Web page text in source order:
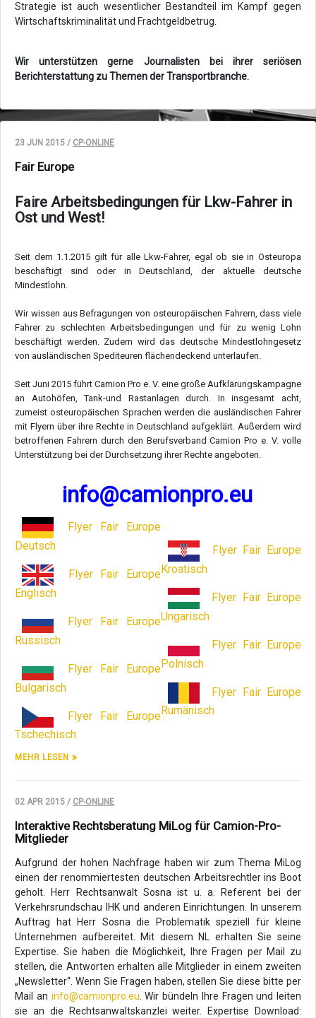
Strategie ist auch wesentlicher Bestandteil im Kampf gegen
Wirtschaftskriminalität und Frachtgeldbetrug.
Wir unterstützen gerne Journalisten bei ihrer seriösen
Berichterstattung zu Themen der Transportbranche.
23 JUN 2015 / CP-ONLINE
Fair Europe
Faire Arbeitsbedingungen für Lkw-Fahrer in
Ost und West!
Seit dem 1.1.2015 gilt für alle Lkw-Fahrer, egal ob sie in Osteuropa
beschäftigt sind oder in Deutschland, der aktuelle deutsche
Mindestlohn.
Wir wissen aus Befragungen von osteuropäischen Fahrern, dass viele
Fahrer zu schlechten Arbeitsbedingungen und für zu wenig Lohn
beschäftigt werden. Zudem wird das deutsche Mindestlohngesetz
von ausländischen Spediteuren flächendeckend unterlaufen.
Seit Juni 2015 führt Camion Pro e. V. eine große Aufklärungskampagne
an Autohöfen, Tank-und Rastanlagen durch. In insgesamt acht,
zumeist osteuropäischen Sprachen werden die ausländischen Fahrer
mit Flyern über ihre Rechte in Deutschland aufgeklärt. Außerdem wird
betroffenen Fahrern durch den Berufsverband Camion Pro e. V. volle
Unterstützung bei der Durchsetzung ihrer Rechte angeboten.
info@camionpro.eu
Flyer Fair Europe
Deutsch
Flyer Fair Europe
Englisch
Flyer Fair Europe
Russisch
Flyer Fair Europe
Bulgarisch
Flyer Fair Europe
Tschechisch
Flyer Fair Europe
Kroatisch
Flyer Fair Europe
Ungarisch
Flyer Fair Europe
Polnisch
Flyer Fair Europe
Rumänisch
MEHR LESEN
02 APR 2015 / CP-ONLINE
Interaktive Rechtsberatung MiLog für Camion-Pro-
Mitglieder
Aufgrund der hohen Nachfrage haben wir zum Thema MiLog
einen der renommiertesten deutschen Arbeitsrechtler ins Boot
geholt. Herr Rechtsanwalt Sosna ist u. a. Referent bei der
Verkehrsrundschau IHK und anderen Einrichtungen. In unserem
Auftrag hat Herr Sosna die Problematik speziell für kleine
Unternehmen aufbereitet. Mit diesem NL erhalten Sie seine
Expertise. Sie haben die Möglichkeit, Ihre Fragen per Mail zu
stellen, die Antworten erhalten alle Mitglieder in einem zweiten
„Newsletter“. Wenn Sie Fragen haben, stellen Sie diese bitte per
Mail an info@camionpro.eu . Wir bündeln Ihre Fragen und leiten
sie an die Rechtsanwaltskanzlei weiter. Expertise Download: